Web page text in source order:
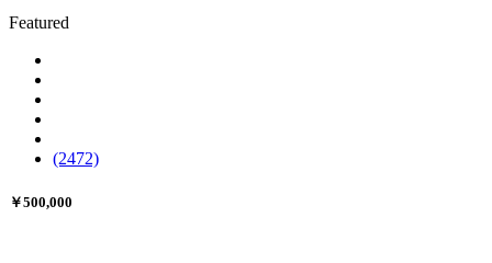
Featured
(2472)
￥500,000